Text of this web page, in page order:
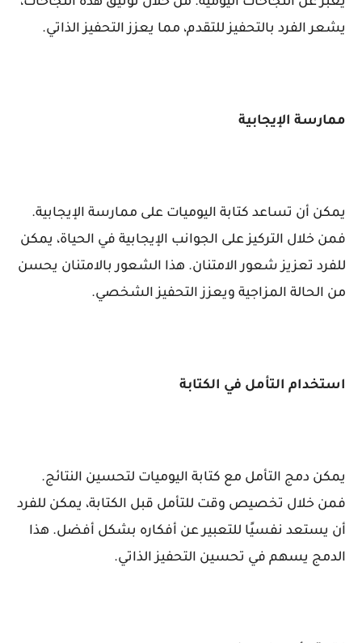
يشعر الفرد بالتحفيز للتقدم، مما يعزز التحفيز الذاتي.
ممارسة الإيجابية
يمكن أن تساعد كتابة اليوميات على ممارسة الإيجابية.
فمن خلال التركيز على الجوانب الإيجابية في الحياة، يمكن
للفرد تعزيز شعور الامتنان. هذا الشعور بالامتنان يحسن
من الحالة المزاجية ويعزز التحفيز الشخصي.
استخدام التأمل في الكتابة
يمكن دمج التأمل مع كتابة اليوميات لتحسين النتائج.
فمن خلال تخصيص وقت للتأمل قبل الكتابة، يمكن للفرد
أن يستعد نفسيًا للتعبير عن أفكاره بشكل أفضل. هذا
الدمج يسهم في تحسين التحفيز الذاتي.